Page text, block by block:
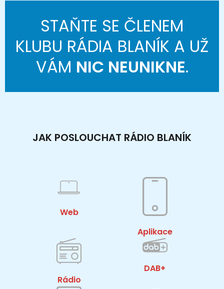
STAŇTE SE ČLENEM
KLUBU RÁDIA BLANÍK A UŽ
VÁM NIC NEUNIKNE.
JAK POSLOUCHAT RÁDIO BLANÍK
Web
Aplikace
Rádio
DAB+